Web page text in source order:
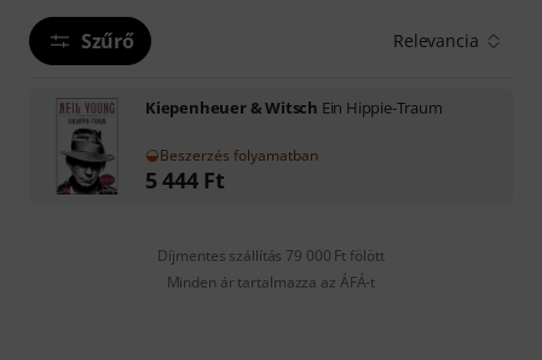
Szűrő Relevancia
Kiepenheuer & Witsch Ein Hippie-Traum
Beszerzés folyamatban
5 444 Ft
Díjmentes szállítás 79 000 Ft fölött
Minden ár tartalmazza az ÁFÁ-t